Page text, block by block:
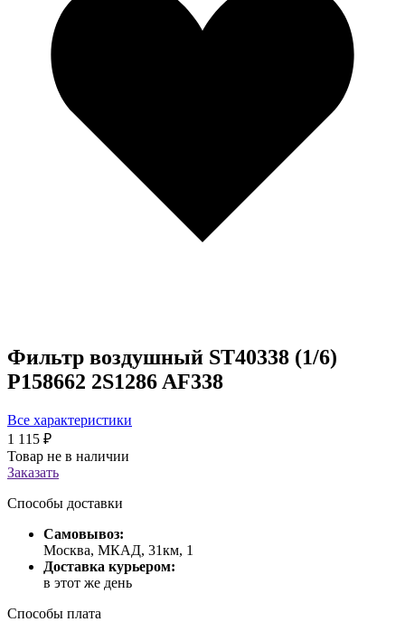
Фильтр воздушный ST40338 (1/6)
P158662 2S1286 AF338
Все характеристики
1 115 ₽
Товар не в наличии
Заказать
Способы доставки
Самовывоз:
Москва, МКАД, 31км, 1
Доставка курьером:
в этот же день
Способы плата